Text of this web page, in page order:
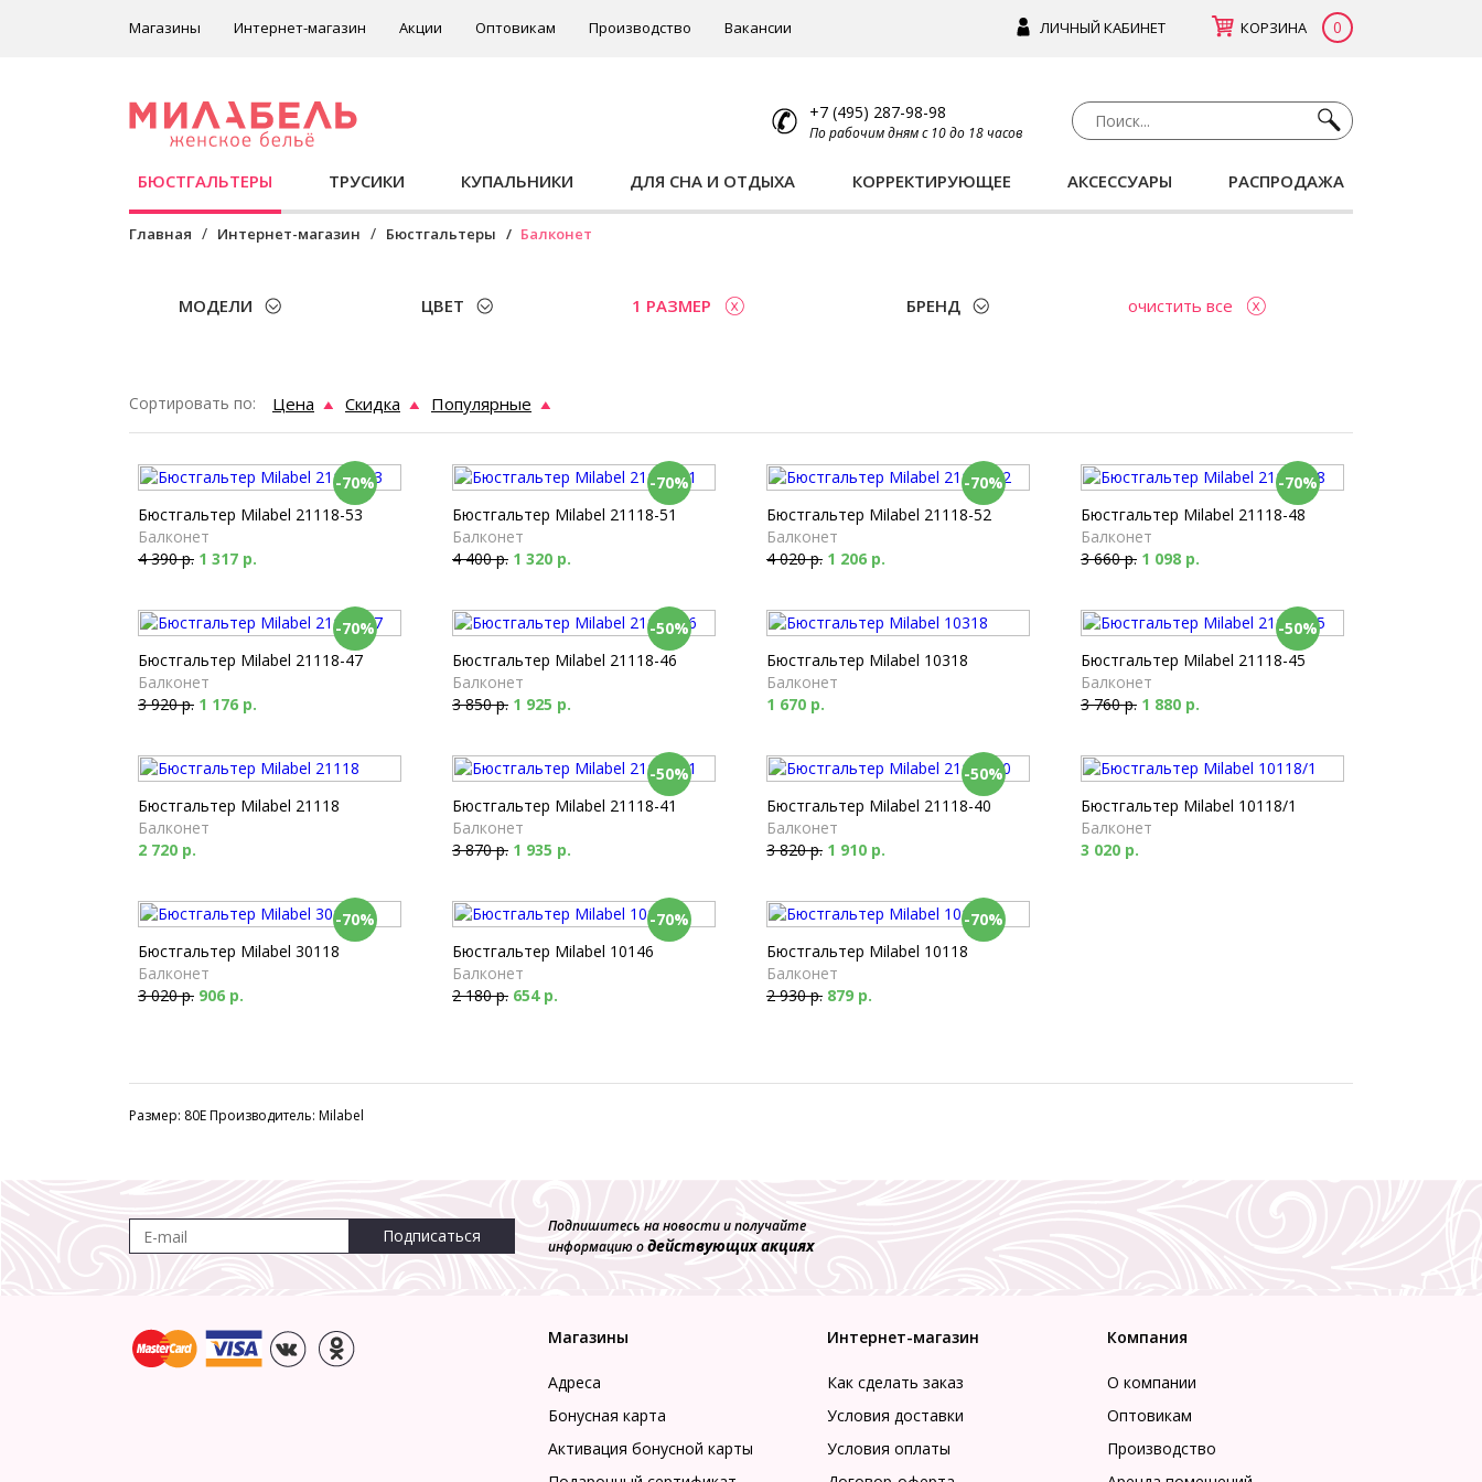
ЛИЧНЫЙ КАБИНЕТ КОРЗИНА 0
Магазины Интернет-магазин Акции Оптовикам Производство Вакансии
+7 (495) 287-98-98
По рабочим дням с 10 до 18 часов
БЮСТГАЛЬТЕРЫ ТРУСИКИ КУПАЛЬНИКИ ДЛЯ СНА И ОТДЫХА КОРРЕКТИРУЮЩЕЕ АКСЕССУАРЫ РАСПРОДАЖА
Главная Интернет-магазин Бюстгальтеры Балконет
МОДЕЛИ ЦВЕТ 1 РАЗМЕР БРЕНД очистить все
Сортировать по: Цена Скидка Популярные
-70%
Бюстгальтер Milabel 21118-53
Балконет
4 390 р. 1 317 р.
-70%
Бюстгальтер Milabel 21118-51
Балконет
4 400 р. 1 320 р.
-70%
Бюстгальтер Milabel 21118-52
Балконет
4 020 р. 1 206 р.
-70%
Бюстгальтер Milabel 21118-48
Балконет
3 660 р. 1 098 р.
-70%
Бюстгальтер Milabel 21118-47
Балконет
3 920 р. 1 176 р.
-50%
Бюстгальтер Milabel 21118-46
Балконет
3 850 р. 1 925 р.
Бюстгальтер Milabel 10318
Балконет
1 670 р.
-50%
Бюстгальтер Milabel 21118-45
Балконет
3 760 р. 1 880 р.
Бюстгальтер Milabel 21118
Балконет
2 720 р.
-50%
Бюстгальтер Milabel 21118-41
Балконет
3 870 р. 1 935 р.
-50%
Бюстгальтер Milabel 21118-40
Балконет
3 820 р. 1 910 р.
Бюстгальтер Milabel 10118/1
Балконет
3 020 р.
-70%
Бюстгальтер Milabel 30118
Балконет
3 020 р. 906 р.
-70%
Бюстгальтер Milabel 10146
Балконет
2 180 р. 654 р.
-70%
Бюстгальтер Milabel 10118
Балконет
2 930 р. 879 р.
Размер: 80E Производитель: Milabel
Подписаться
Подпишитесь на новости и получайте
информацию одействующих акциях
Магазины
Адреса
Бонусная карта
Активация бонусной карты
Интернет-магазин
Как сделать заказ
Условия доставки
Условия оплаты
Компания
О компании
Оптовикам
Производство